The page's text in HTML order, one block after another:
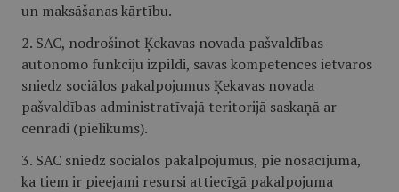
un maksāšanas kārtību.
2. SAC, nodrošinot Ķekavas novada pašvaldības
autonomo funkciju izpildi, savas kompetences ietvaros
sniedz sociālos pakalpojumus Ķekavas novada
pašvaldības administratīvajā teritorijā saskaņā ar
cenrādi (pielikums).
3. SAC sniedz sociālos pakalpojumus, pie nosacījuma,
ka tiem ir pieejami resursi attiecīgā pakalpojuma